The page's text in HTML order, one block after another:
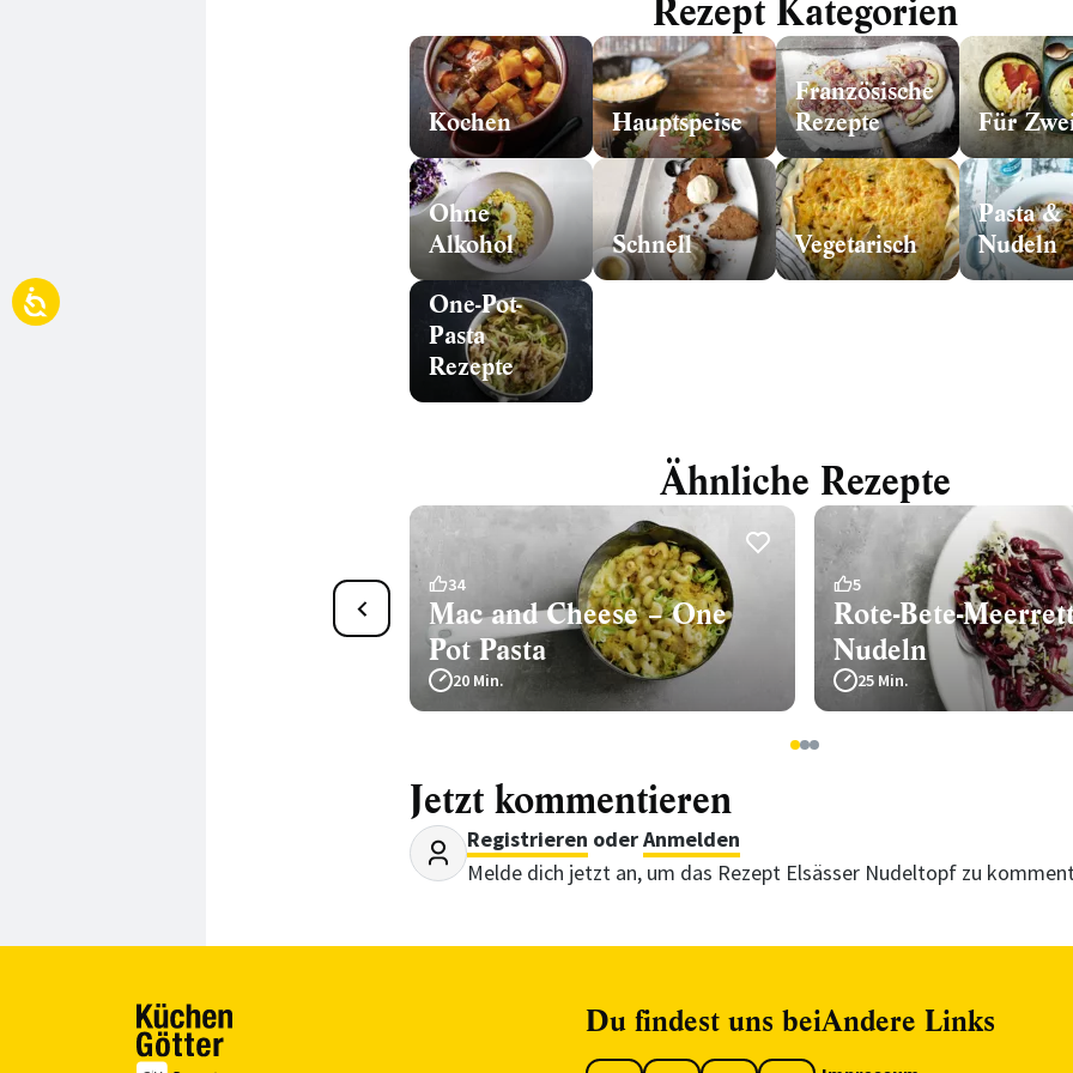
Rezept Kategorien
Kochen Hauptspeise
Französische
Rezepte
Für
Ohne
Alkohol
Schnell Vegetarisch
Pasta &
Nudeln
One-Pot-
Pasta
Rezepte
Ähnliche Rezepte
One Pot Pasta mit Erbsen
34
Mac and Cheese – One
Pot Pasta
20 Min.
5
Rote-Bete-
Nudeln
25 Min.
123
Jetzt kommentieren
Registrieren oderAnmelden
Melde dich jetzt an, um das Rezept Elsässer Nudeltopf zu
Du findest uns beiAndere Links